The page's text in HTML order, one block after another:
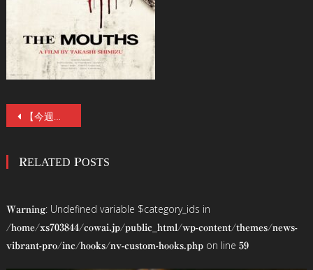
投
ナ
ゲ
ー
【今週のオススメ】「この禍禍しさは近年の清水崇ホラーでも随一」映画『口に関するアンケート』７／３(金)公開。シッチェス国際映画祭＆ファンタジア国際映画祭で清水監督W功労賞受賞
RELATED POSTS
Warning: Undefined variable $category_ids in
/home/xs703844/cowai.jp/public_html/wp-content/themes/news-
vibrant-pro/inc/hooks/nv-custom-hooks.phpon line 59